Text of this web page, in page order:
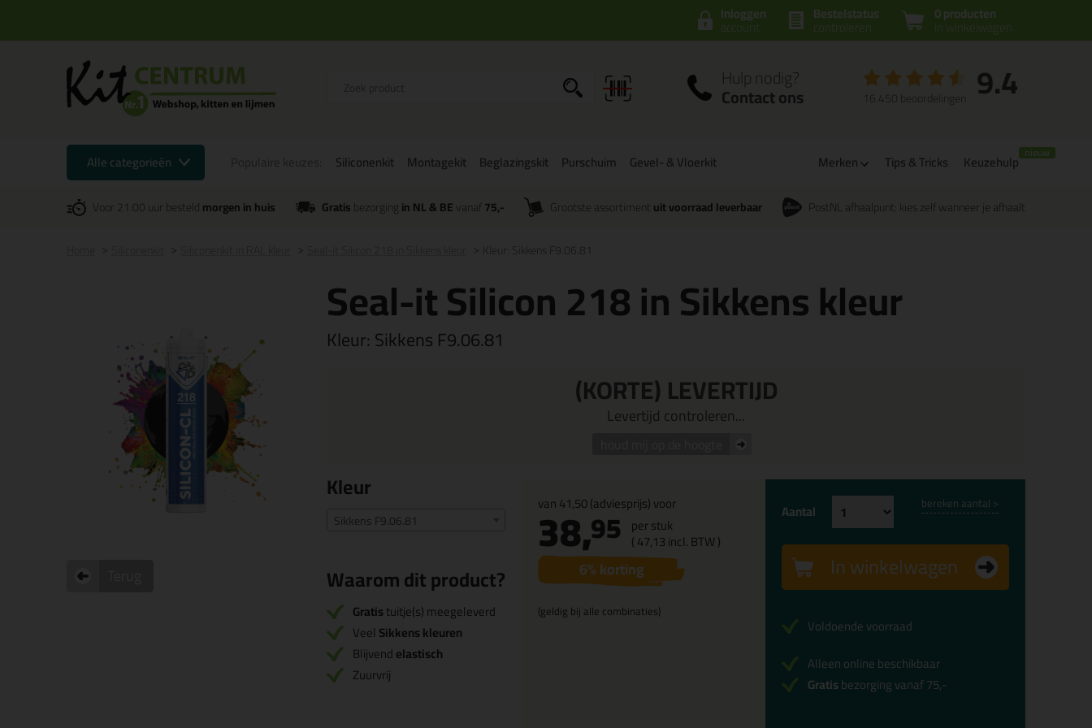
0 producten
in winkelwagen
Bestelstatus
controleren
Inloggen
account
Hulp nodig?
Contact ons 9.4
16.450 beoordelingen
Alle categorieën Siliconenkit Montagekit Beglazingskit Purschuim Gevel- & Vloerkit Merken Tips & Tricks Keuzehulp
Voor 21:00 uur besteldmorgen in huis Gratisbezorgingin NL & BEvanaf 75,- Grootste assortiment uit voorraad leverbaar PostNL afhaalpunt: kies zelf wanneer je afhaalt
Kleur: Sikkens F9.06.81
Seal-it Silicon 218 in Sikkens kleur
Kleur:Sikkens F9.06.81
(KORTE) LEVERTIJD
Levertijd controleren...
Kleur
Sikkens F9.06.81
Waarom dit product?
Gratistuitje(s) meegeleverd
Veel Sikkens kleuren
Blijvendelastisch
Zuurvrij
van41,50(adviesprijs) voor
38,95 per stuk
(47,13incl. BTW )
6% korting
(geldig bij alle combinaties)
Aantal bereken aantal >
In winkelwagen
Voldoende voorraad
Alleen online beschikbaar
Gratisbezorging vanaf 75,-